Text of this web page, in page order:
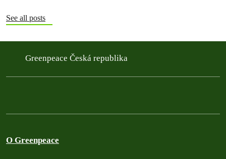
See all posts
Greenpeace Česká republika
O Greenpeace